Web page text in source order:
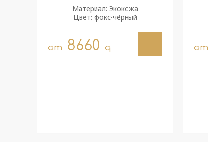
Материал: Экокожа
Цвет: фокс-чёрный
от 8660 q от